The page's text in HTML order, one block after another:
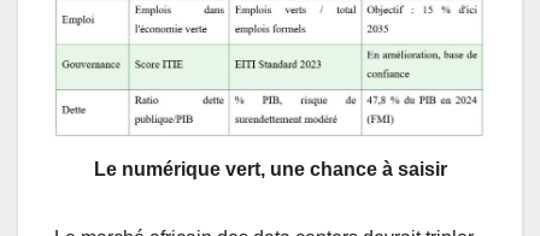
Le numérique vert, une chance à saisir